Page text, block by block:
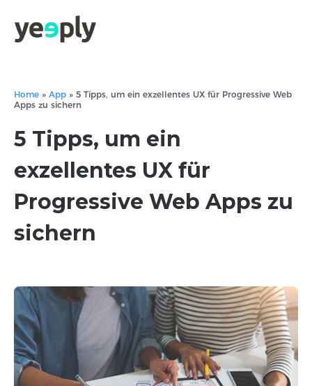
Home » App » 5 Tipps, um ein exzellentes UX für Progressive Web
Apps zu sichern
5 Tipps, um ein
exzellentes UX für
Progressive Web Apps zu
sichern